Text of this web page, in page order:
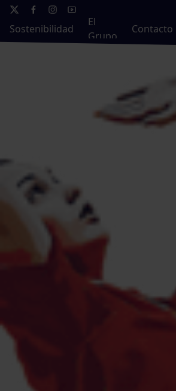
Sostenibilidad
El
Grupo
Contacto